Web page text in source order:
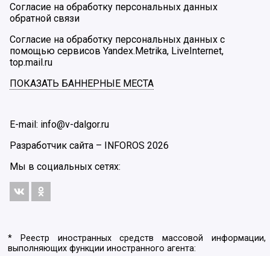
Согласие на обработку персональных данных
обратной связи
Согласие на обработку персональных данных с
помощью сервисов Yandex.Metrika, LiveInternet,
top.mail.ru
ПОКАЗАТЬ БАННЕРНЫЕ МЕСТА
E-mail: info@v-dalgor.ru
Разработчик сайта – INFOROS 2026
Мы в социальных сетях:
* Реестр иностранных средств массовой информации,
выполняющих функции иностранного агента: